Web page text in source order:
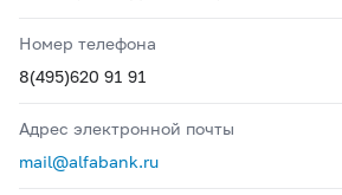
Номер телефона
8(495)620 91 91
Адрес электронной почты
mail@alfabank.ru